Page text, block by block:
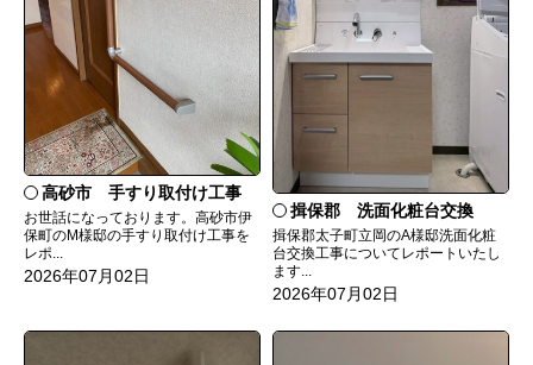
高砂市 手すり取付け工事
お世話になっております。高砂市伊
保町のM様邸の手すり取付け工事を
レポ...
2026年07月02日
揖保郡 洗面化粧台交換
揖保郡太子町立岡のA様邸洗面化粧
台交換工事についてレポートいたし
ます...
2026年07月02日